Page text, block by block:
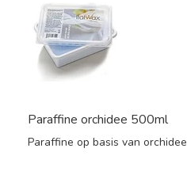
Paraffine orchidee 500ml
Paraffine op basis van orchidee